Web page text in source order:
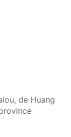
de Huang